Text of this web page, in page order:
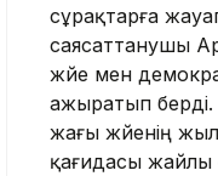
сұрақтарға
саясаттанушы
жүйе мен
ажыратып
жағы жүйенің
қағидасы